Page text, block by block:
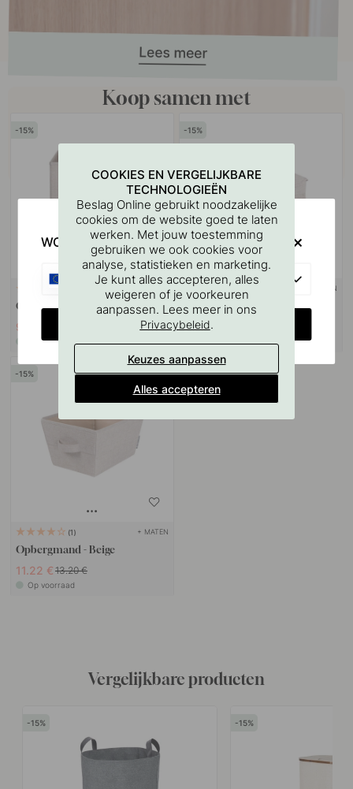
Koop samen met
15
+ KLEUREN
Opbergbox Cube - Beige
9.18 €
Op voorraad
15
+ MATEN
Opbergbox met deksel - Beige
8.93 €
15
1 + MATEN
Opbergmand - Beige
11.22 € 13.20 €
Op voorraad
Vergelijkbare producten
15 15
COOKIES EN VERGELIJKBARE
TECHNOLOGIEËN
Beslag Online gebruikt noodzakelijke
cookies om de website goed te laten
werken. Met jouw toestemming
gebruiken we ook cookies voor
analyse, statistieken en marketing.
Je kunt alles accepteren, alles
weigeren of je voorkeuren
aanpassen. Lees meer in ons
Privacybeleid.
Keuzes aanpassen
Alles accepteren
WOULD YOU RATHER VISIT?
CHANGE COUNTRY